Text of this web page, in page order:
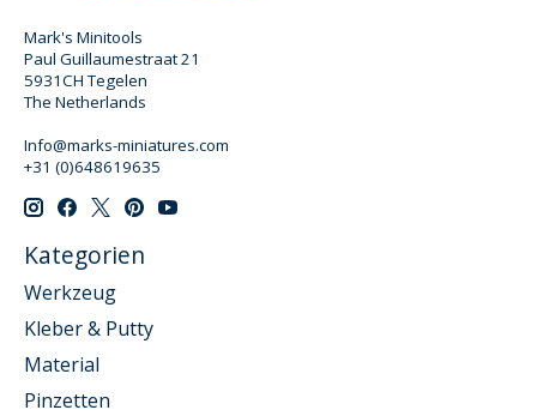
Mark's Minitools
Paul Guillaumestraat 21
5931CH Tegelen
The Netherlands
Info@marks-miniatures.com
+31 (0)648619635
Kategorien
Werkzeug
Kleber & Putty
Material
Pinzetten